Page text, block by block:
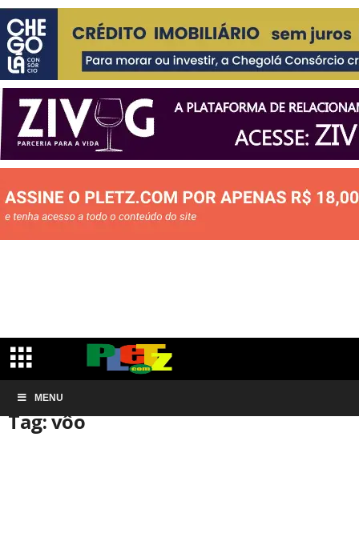
MENU
Início Tags
Tag: vôo